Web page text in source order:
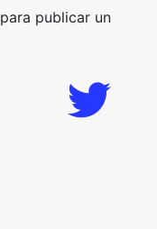
para publicar un